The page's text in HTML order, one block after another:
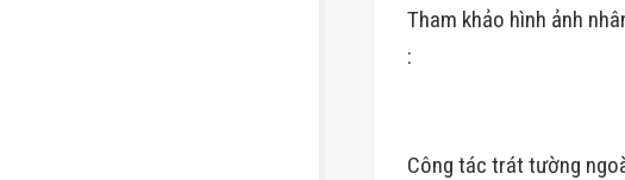
Tham khảo hình ảnh
:
Công tác trát tường